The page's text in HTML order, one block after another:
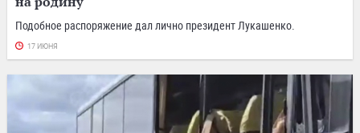
Подобное распоряжение дал лично президент Лукашенко.
17 ИЮНЯ